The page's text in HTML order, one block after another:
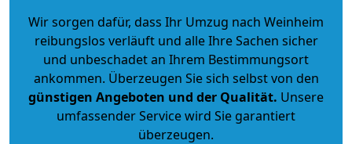
Wir sorgen dafür, dass Ihr Umzug nach Weinheim
reibungslos verläuft und alle Ihre Sachen sicher
und unbeschadet an Ihrem Bestimmungsort
ankommen. Überzeugen Sie sich selbst von den
günstigen Angeboten und der Qualität. Unsere
umfassender Service wird Sie garantiert
überzeugen.